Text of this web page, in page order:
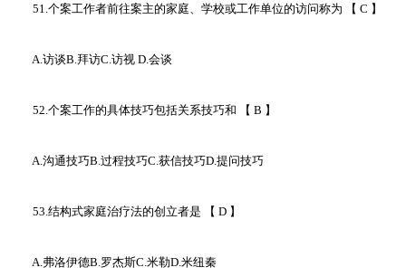
51.个案工作者前往案主的家庭、学校或工作单位的访问称为 【 C 】
A.访谈B.拜访C.访视 D.会谈
52.个案工作的具体技巧包括关系技巧和 【 B 】
A.沟通技巧B.过程技巧C.获信技巧D.提问技巧
53.结构式家庭治疗法的创立者是 【 D 】
A.弗洛伊德B.罗杰斯C.米勒D.米纽秦